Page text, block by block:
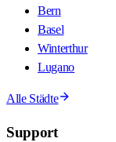
Bern
Basel
Winterthur
Lugano
Alle Städte
Support